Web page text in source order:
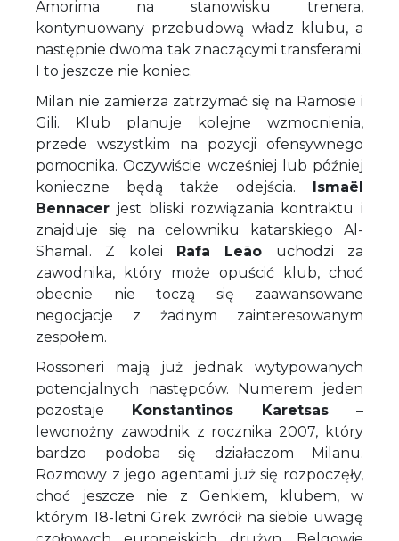
Amorima na stanowisku trenera,
kontynuowany przebudową władz klubu, a
następnie dwoma tak znaczącymi transferami.
I to jeszcze nie koniec.
Milan nie zamierza zatrzymać się na Ramosie i
Gili. Klub planuje kolejne wzmocnienia,
przede wszystkim na pozycji ofensywnego
pomocnika. Oczywiście wcześniej lub później
konieczne będą także odejścia. Ismaël
Bennacer jest bliski rozwiązania kontraktu i
znajduje się na celowniku katarskiego Al-
Shamal. Z kolei Rafa Leão uchodzi za
zawodnika, który może opuścić klub, choć
obecnie nie toczą się zaawansowane
negocjacje z żadnym zainteresowanym
zespołem.
Rossoneri mają już jednak wytypowanych
potencjalnych następców. Numerem jeden
pozostaje Konstantinos Karetsas –
lewonożny zawodnik z rocznika 2007, który
bardzo podoba się działaczom Milanu.
Rozmowy z jego agentami już się rozpoczęły,
choć jeszcze nie z Genkiem, klubem, w
którym 18-letni Grek zwrócił na siebie uwagę